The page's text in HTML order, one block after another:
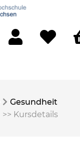
Gesundheit
>> Kursdetails